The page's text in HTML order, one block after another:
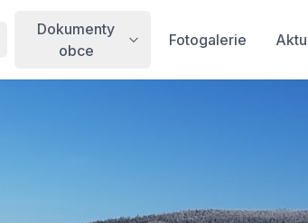
Dokumenty
obce
Fotogalerie